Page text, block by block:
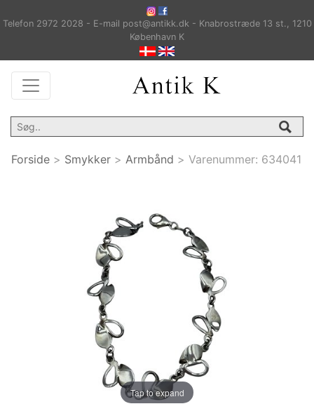
Telefon 2972 2028 - E-mail post@antikk.dk - Knabrostræde 13 st., 1210
København K
Forside > Smykker > Armbånd > Varenummer: 634041
Tap to expand